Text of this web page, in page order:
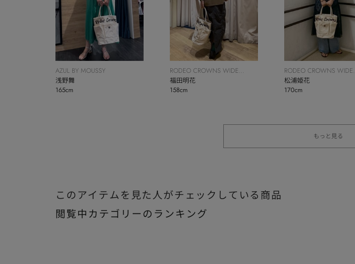
AZUL BY MOUSSY
浅野舞
165cm
RODEO CROWNS WIDE
BOWL
福田明花
158cm
RODEO CROWNS WIDE
BOWL
松浦姫花
170cm
もっと見る
このアイテムを見た人がチェックしている商品
閲覧中カテゴリーのランキング